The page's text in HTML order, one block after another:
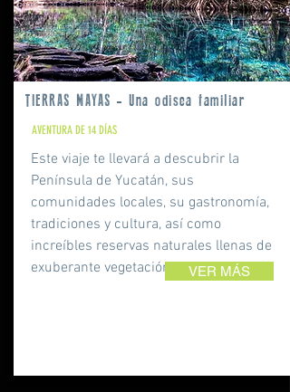
TIERRAS MAYAS - Una odisea familiar
AVENTURA DE 14 DÍAS
Este viaje te llevará a descubrir la
Península de Yucatán, sus
comunidades locales, su gastronomía,
tradiciones y cultura, así como
increíbles reservas naturales llenas de
exuberante vegetación y vida silvestre.
VER MÁS